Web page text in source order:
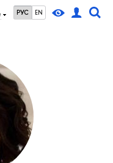
РУС EN